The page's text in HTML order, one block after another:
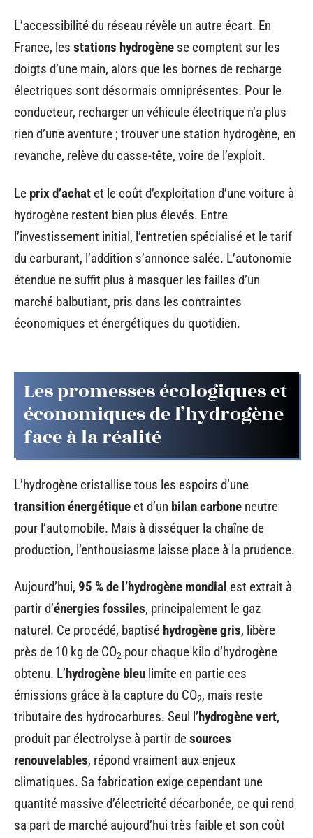
L’accessibilité du réseau révèle un autre écart. En
France, les stations hydrogène se comptent sur les
doigts d’une main, alors que les bornes de recharge
électriques sont désormais omniprésentes. Pour le
conducteur, recharger un véhicule électrique n’a plus
rien d’une aventure ; trouver une station hydrogène, en
revanche, relève du casse-tête, voire de l’exploit.
Le prix d’achat et le coût d’exploitation d’une voiture à
hydrogène restent bien plus élevés. Entre
l’investissement initial, l’entretien spécialisé et le tarif
du carburant, l’addition s’annonce salée. L’autonomie
étendue ne suffit plus à masquer les failles d’un
marché balbutiant, pris dans les contraintes
économiques et énergétiques du quotidien.
Les promesses écologiques et
économiques de l’hydrogène
face à la réalité
L’hydrogène cristallise tous les espoirs d’une
transition énergétique et d’un bilan carbone neutre
pour l’automobile. Mais à disséquer la chaîne de
production, l’enthousiasme laisse place à la prudence.
Aujourd’hui, 95 % de l’hydrogène mondial est extrait à
partir d’énergies fossiles, principalement le gaz
naturel. Ce procédé, baptisé hydrogène gris, libère
près de 10 kg de CO2 pour chaque kilo d’hydrogène
obtenu. L’hydrogène bleu limite en partie ces
émissions grâce à la capture du CO2, mais reste
tributaire des hydrocarbures. Seul l’hydrogène vert,
produit par électrolyse à partir desources
renouvelables, répond vraiment aux enjeux
climatiques. Sa fabrication exige cependant une
quantité massive d’électricité décarbonée, ce qui rend
sa part de marché aujourd’hui très faible et son coût